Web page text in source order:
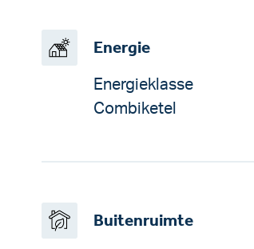
Energie
Energieklasse
Combiketel
Buitenruimte